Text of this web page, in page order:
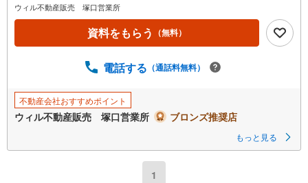
ウィル不動産販売 塚口営業所
資料をもらう （無料）
電話する （通話料無料）
不動産会社おすすめポイント
ウィル不動産販売 塚口営業所 ブロンズ推奨店
もっと見る
1